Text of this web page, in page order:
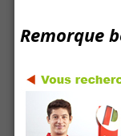
Remorque